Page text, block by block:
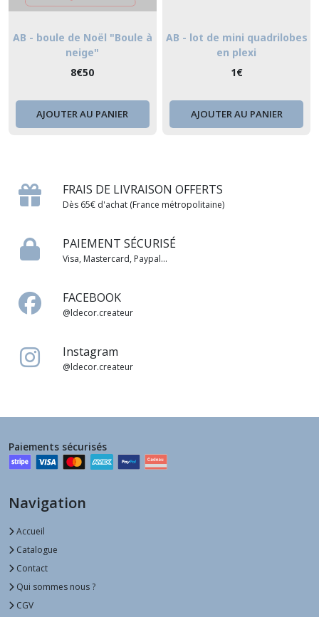
AB - boule de Noël "Boule à
neige"
8€50
AJOUTER AU PANIER
AB - lot de mini quadrilobes
en plexi
1€
AJOUTER AU PANIER
FRAIS DE LIVRAISON OFFERTS
Dès 65€ d'achat (France métropolitaine)
PAIEMENT SÉCURISÉ
Visa, Mastercard, Paypal...
FACEBOOK
@ldecor.createur
Instagram
@ldecor.createur
Paiements sécurisés
Navigation
Accueil
Catalogue
Contact
Qui sommes nous ?
CGV